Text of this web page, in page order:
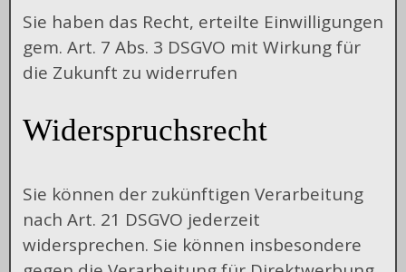
Sie haben das Recht, erteilte Einwilligungen
gem. Art. 7 Abs. 3 DSGVO mit Wirkung für
die Zukunft zu widerrufen
Widerspruchsrecht
Sie können der zukünftigen Verarbeitung
nach Art. 21 DSGVO jederzeit
widersprechen. Sie können insbesondere